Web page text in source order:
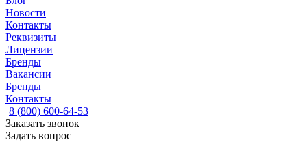
Новости
Контакты
Реквизиты
Лицензии
Бренды
Вакансии
Бренды
Контакты
8 (800) 600-64-53
Заказать звонок
Задать вопрос